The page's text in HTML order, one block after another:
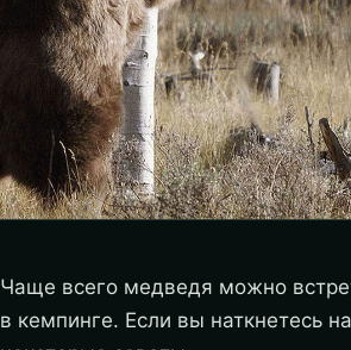
Чаще всего медведя можно
в кемпинге. Если вы наткнетесь